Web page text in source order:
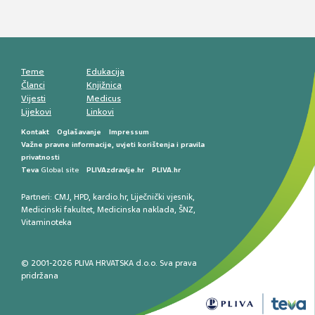
Teme
Članci
Vijesti
Lijekovi
Edukacija
Knjižnica
Medicus
Linkovi
Kontakt Oglašavanje
Impressum
Važne pravne informacije, uvjeti korištenja i pravila
privatnosti
Teva Global site PLIVAzdravlje.hr PLIVA.hr
Partneri: CMJ, HPD, kardio.hr, Liječnički vjesnik,
Medicinski fakultet, Medicinska naklada, ŠNZ,
Vitaminoteka
© 2001-2026 PLIVA HRVATSKA d.o.o. Sva prava
pridržana